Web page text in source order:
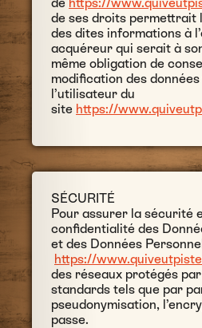
de ses droits permettrait
des dites informations à
acquéreur qui serait à
même obligation de
modification des données
l’utilisateur du
site https://
SÉCURITÉ
Pour assurer la sécurité
confidentialité des
et des Données
https://
des réseaux protégés
standards tels que par
pseudonymisation,
passe.